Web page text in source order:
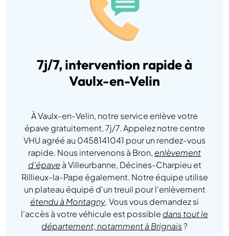
7j/7, intervention rapide à
Vaulx-en-Velin
À Vaulx-en-Velin, notre service enlève votre
épave gratuitement, 7j/7. Appelez notre centre
VHU agréé au 0458141041 pour un rendez-vous
rapide. Nous intervenons à Bron, enlèvement
d'épave à Villeurbanne, Décines-Charpieu et
Rillieux-la-Pape également. Notre équipe utilise
un plateau équipé d'un treuil pour l'enlèvement
étendu à Montagny. Vous vous demandez si
l'accès à votre véhicule est possible dans tout le
département, notamment à Brignais?